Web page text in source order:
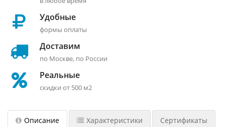
Удобные
формы оплаты
Доставим
по Москве, по России
Реальные
скидки от 500 м2
Описание Характеристики Сертификаты